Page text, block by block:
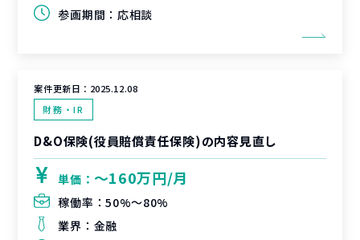
参画期間： 応相談
案件更新日： 2025.12.08
財務・IR
D&O保険(役員賠償責任保険)の内容見直し
単価： 〜160万円/月
稼働率：50%〜80%
業界： 金融